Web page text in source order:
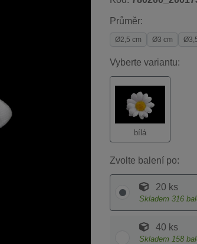
Průměr:
Ø2,5 cm Ø3 cm
Vyberte variantu:
bílá
Zvolte balení po:
20 ks
Skladem 316
40 ks
Skladem 158